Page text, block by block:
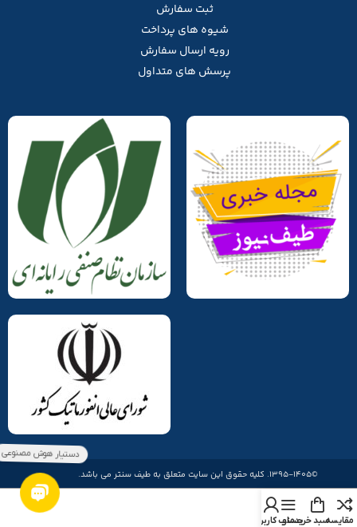
ثبت سفارش
شیوه های پرداخت
رویه ارسال سفارش
پرسش های متداول
©1395-1405. کلیه حقوق این سایت متعلق به طیف سنتر می باشد.
مقایسهسبد خریدمنو
حساب کاربری من